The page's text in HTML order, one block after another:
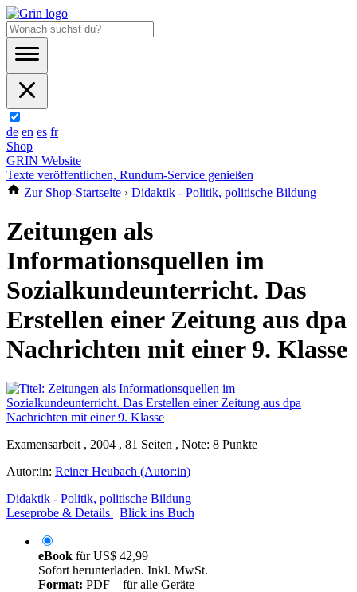
de en es fr
Shop
GRIN Website
Texte veröffentlichen, Rundum-Service genießen
Zur Shop-Startseite › Didaktik - Politik, politische Bildung
Zeitungen als
Informationsquellen im
Sozialkundeunterricht. Das
Erstellen einer Zeitung aus dpa
Nachrichten mit einer 9. Klasse
Examensarbeit , 2004 , 81 Seiten , Note: 8 Punkte
Autor:in: Reiner Heubach (Autor:in)
Didaktik - Politik, politische Bildung
Leseprobe & Details
Blick ins Buch
eBook fürUS$ 42,99
Sofort herunterladen. Inkl. MwSt.
Format: PDF – für alle Geräte